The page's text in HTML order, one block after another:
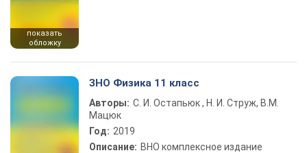
показать
обложку
ЗНО Физика 11 класс
Авторы: С. И. Остапьюк , Н. И. Струж, В.М.
Мацюк
Год: 2019
Описание: ВНО комплексное издание